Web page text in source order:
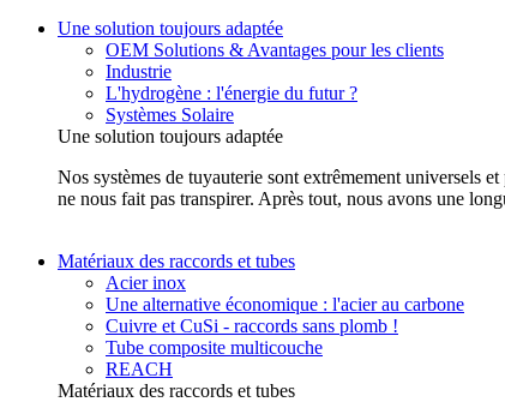
Une solution toujours adaptée
OEM Solutions & Avantages pour les clients
Industrie
L'hydrogène : l'énergie du futur ?
Systèmes Solaire
Une solution toujours adaptée
Nos systèmes de tuyauterie sont extrêmement universels
ne nous fait pas transpirer. Après tout, nous avons une
Matériaux des raccords et tubes
Acier inox
Une alternative économique : l'acier au carbone
Cuivre et CuSi - raccords sans plomb !
Tube composite multicouche
REACH
Matériaux des raccords et tubes